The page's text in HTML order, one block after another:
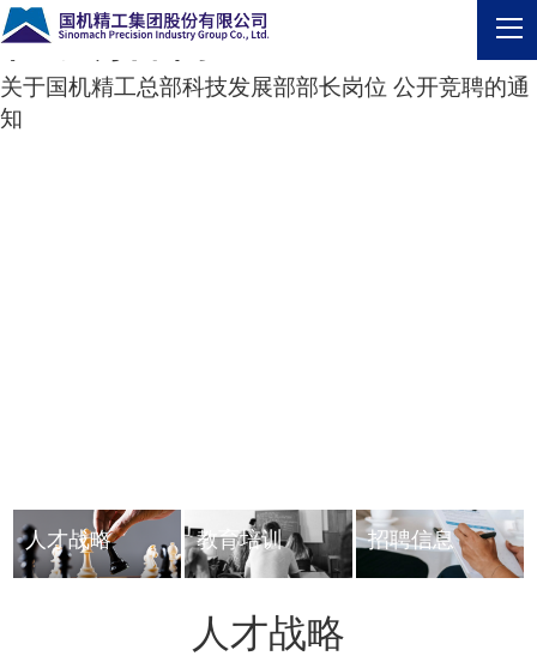
社会招聘
关于国机精工总部科技发展部部长岗位 公开竞聘的通
知
人才战略 教育培训 招聘信息
人才战略